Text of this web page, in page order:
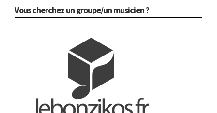
Vous cherchez un groupe/un musicien ?